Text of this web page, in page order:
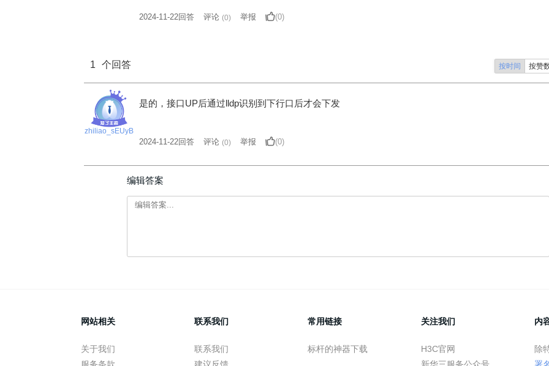
2024-11-22回答 评论 (0) 举报 (0)
1 个回答 按时间 按赞
zhiliao_sEUyB
是的，接口UP后通过lldp识别到下行口后才会下发
2024-11-22回答 评论 (0) 举报 (0)
编辑答案
网站相关
关于我们
联系我们
联系我们
常用链接
标杆的神器下载
关注我们
H3C官网
内
除